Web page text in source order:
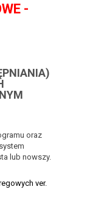
-
oraz
lub nowszy.
ver.